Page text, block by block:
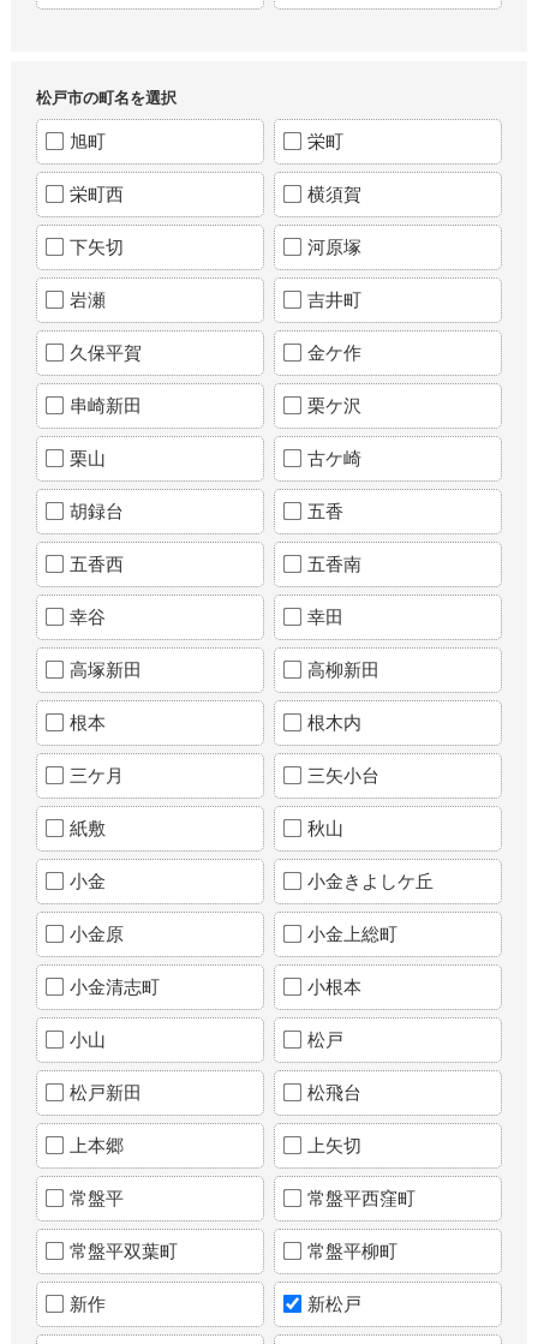
松戸市の町名を選択
旭町 栄町
栄町西 横須賀
下矢切 河原塚
岩瀬 吉井町
久保平賀 金ケ作
串崎新田 栗ケ沢
栗山 古ケ崎
胡録台 五香
五香西 五香南
幸谷 幸田
高塚新田 高柳新田
根本 根木内
三ケ月 三矢小台
紙敷 秋山
小金 小金きよしケ丘
小金原 小金上総町
小金清志町 小根本
小山 松戸
松戸新田 松飛台
上本郷 上矢切
常盤平 常盤平西窪町
常盤平双葉町 常盤平柳町
新作 新松戸